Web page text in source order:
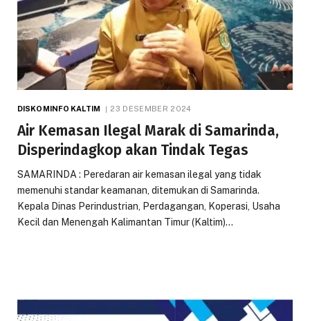
DISKOMINFO KALTIM 23 DESEMBER 2024
Air Kemasan Ilegal Marak di Samarinda,
Disperindagkop akan Tindak Tegas
SAMARINDA : Peredaran air kemasan ilegal yang tidak
memenuhi standar keamanan, ditemukan di Samarinda.
Kepala Dinas Perindustrian, Perdagangan, Koperasi, Usaha
Kecil dan Menengah Kalimantan Timur (Kaltim)…